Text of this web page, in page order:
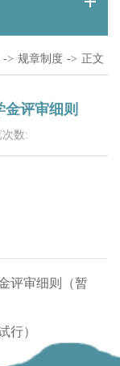
-> 规章制度 -> 正文
评审细则
数:
评审细则（暂
行）